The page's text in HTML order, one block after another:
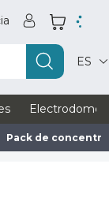
ES
Pack de